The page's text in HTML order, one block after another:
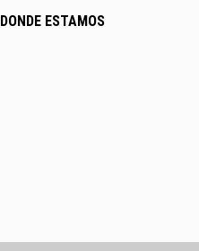
DONDE ESTAMOS